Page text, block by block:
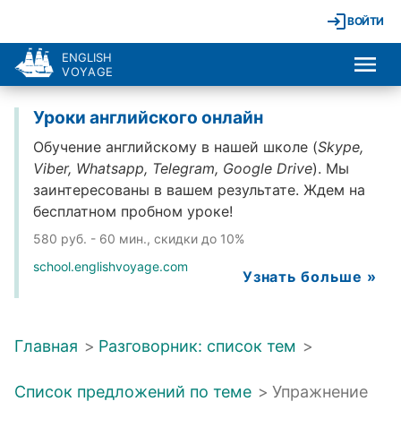
ВОЙТИ
ENGLISH
VOYAGE
Уроки английского онлайн
Обучение английскому в нашей школе (Skype,
Viber, Whatsapp, Telegram, Google Drive). Мы
заинтересованы в вашем результате. Ждем на
бесплатном пробном уроке!
580 руб. - 60 мин., скидки до 10%
school.englishvoyage.com
Узнать больше »
Главная > Разговорник: список тем >
Список предложений по теме > Упражнение